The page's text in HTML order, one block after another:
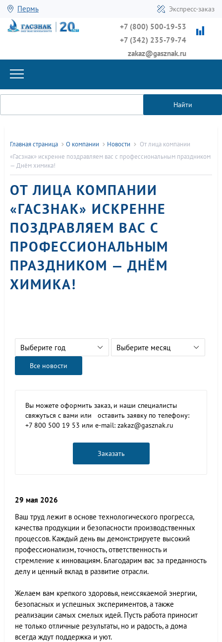
Пермь Экспресс-заказ
+7 (800) 500-19-53
+7 (342) 235-79-74
zakaz@gasznak.ru
Найти
Главная страница О компании Новости
От лица компании
«Гасзнак» искренне поздравляем вас с профессиональным праздником
— Днём химика!
ОТ ЛИЦА КОМПАНИИ
«ГАСЗНАК» ИСКРЕННЕ
ПОЗДРАВЛЯЕМ ВАС С
ПРОФЕССИОНАЛЬНЫМ
ПРАЗДНИКОМ — ДНЁМ
ХИМИКА!
Выберите год Выберите месяц
Все новости
Вы можете оформить заказ, и наши специалисты
свяжуться с вами или оставить заявку по телефону:
+7 800 500 19 53 или e-mail: zakaz@gasznak.ru
Заказать
29 мая 2026
Ваш труд лежит в основе технологического прогресса,
качества продукции и безопасности производственных
процессов. Каждый день вы демонстрируете высокий
профессионализм, точность, ответственность и
стремление к инновациям. Благодарим вас за преданность
делу и ценный вклад в развитие отрасли.
Желаем вам крепкого здоровья, неиссякаемой энергии,
безопасных и успешных экспериментов, а также
реализации самых смелых идей. Пусть работа приносит
не только отличные результаты, но и радость, а дома
всегда ждут поддержка и уют.